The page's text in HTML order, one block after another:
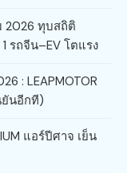
2026 ทุบสถิติ
รถจีน–EV โตแรง
: LEAPMOTOR
ยันอีกที)
แอร์ปีศาจ เย็น